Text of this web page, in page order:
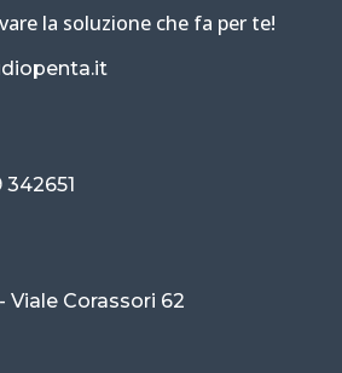
la soluzione che fa per te!
342651
Viale Corassori 62